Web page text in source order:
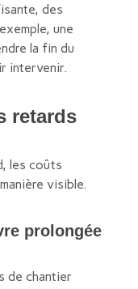
des
une
la fin du
intervenir.
retards
les coûts
visible.
prolongée
de chantier